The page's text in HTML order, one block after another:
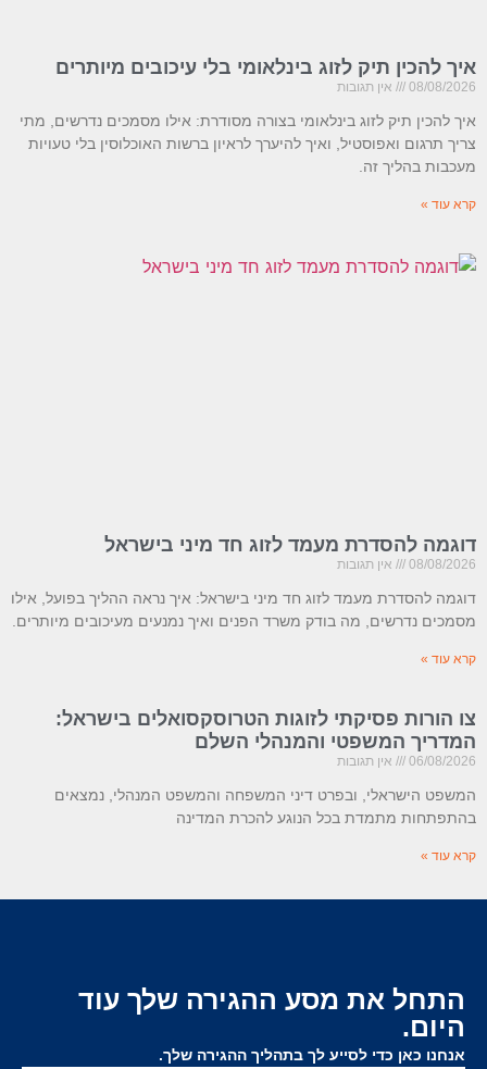
איך להכין תיק לזוג בינלאומי בלי עיכובים מיותרים
08/08/2026 אין תגובות
איך להכין תיק לזוג בינלאומי בצורה מסודרת: אילו מסמכים נדרשים, מתי
צריך תרגום ואפוסטיל, ואיך להיערך לראיון ברשות האוכלוסין בלי טעויות
מעכבות בהליך זה.
קרא עוד »
דוגמה להסדרת מעמד לזוג חד מיני בישראל
08/08/2026 אין תגובות
דוגמה להסדרת מעמד לזוג חד מיני בישראל: איך נראה ההליך בפועל, אילו
מסמכים נדרשים, מה בודק משרד הפנים ואיך נמנעים מעיכובים מיותרים.
קרא עוד »
צו הורות פסיקתי לזוגות הטרוסקסואלים בישראל:
המדריך המשפטי והמנהלי השלם
06/08/2026 אין תגובות
המשפט הישראלי, ובפרט דיני המשפחה והמשפט המנהלי, נמצאים
בהתפתחות מתמדת בכל הנוגע להכרת המדינה
קרא עוד »
התחל את מסע ההגירה שלך עוד
היום.
אנחנו כאן כדי לסייע לך בתהליך ההגירה שלך.